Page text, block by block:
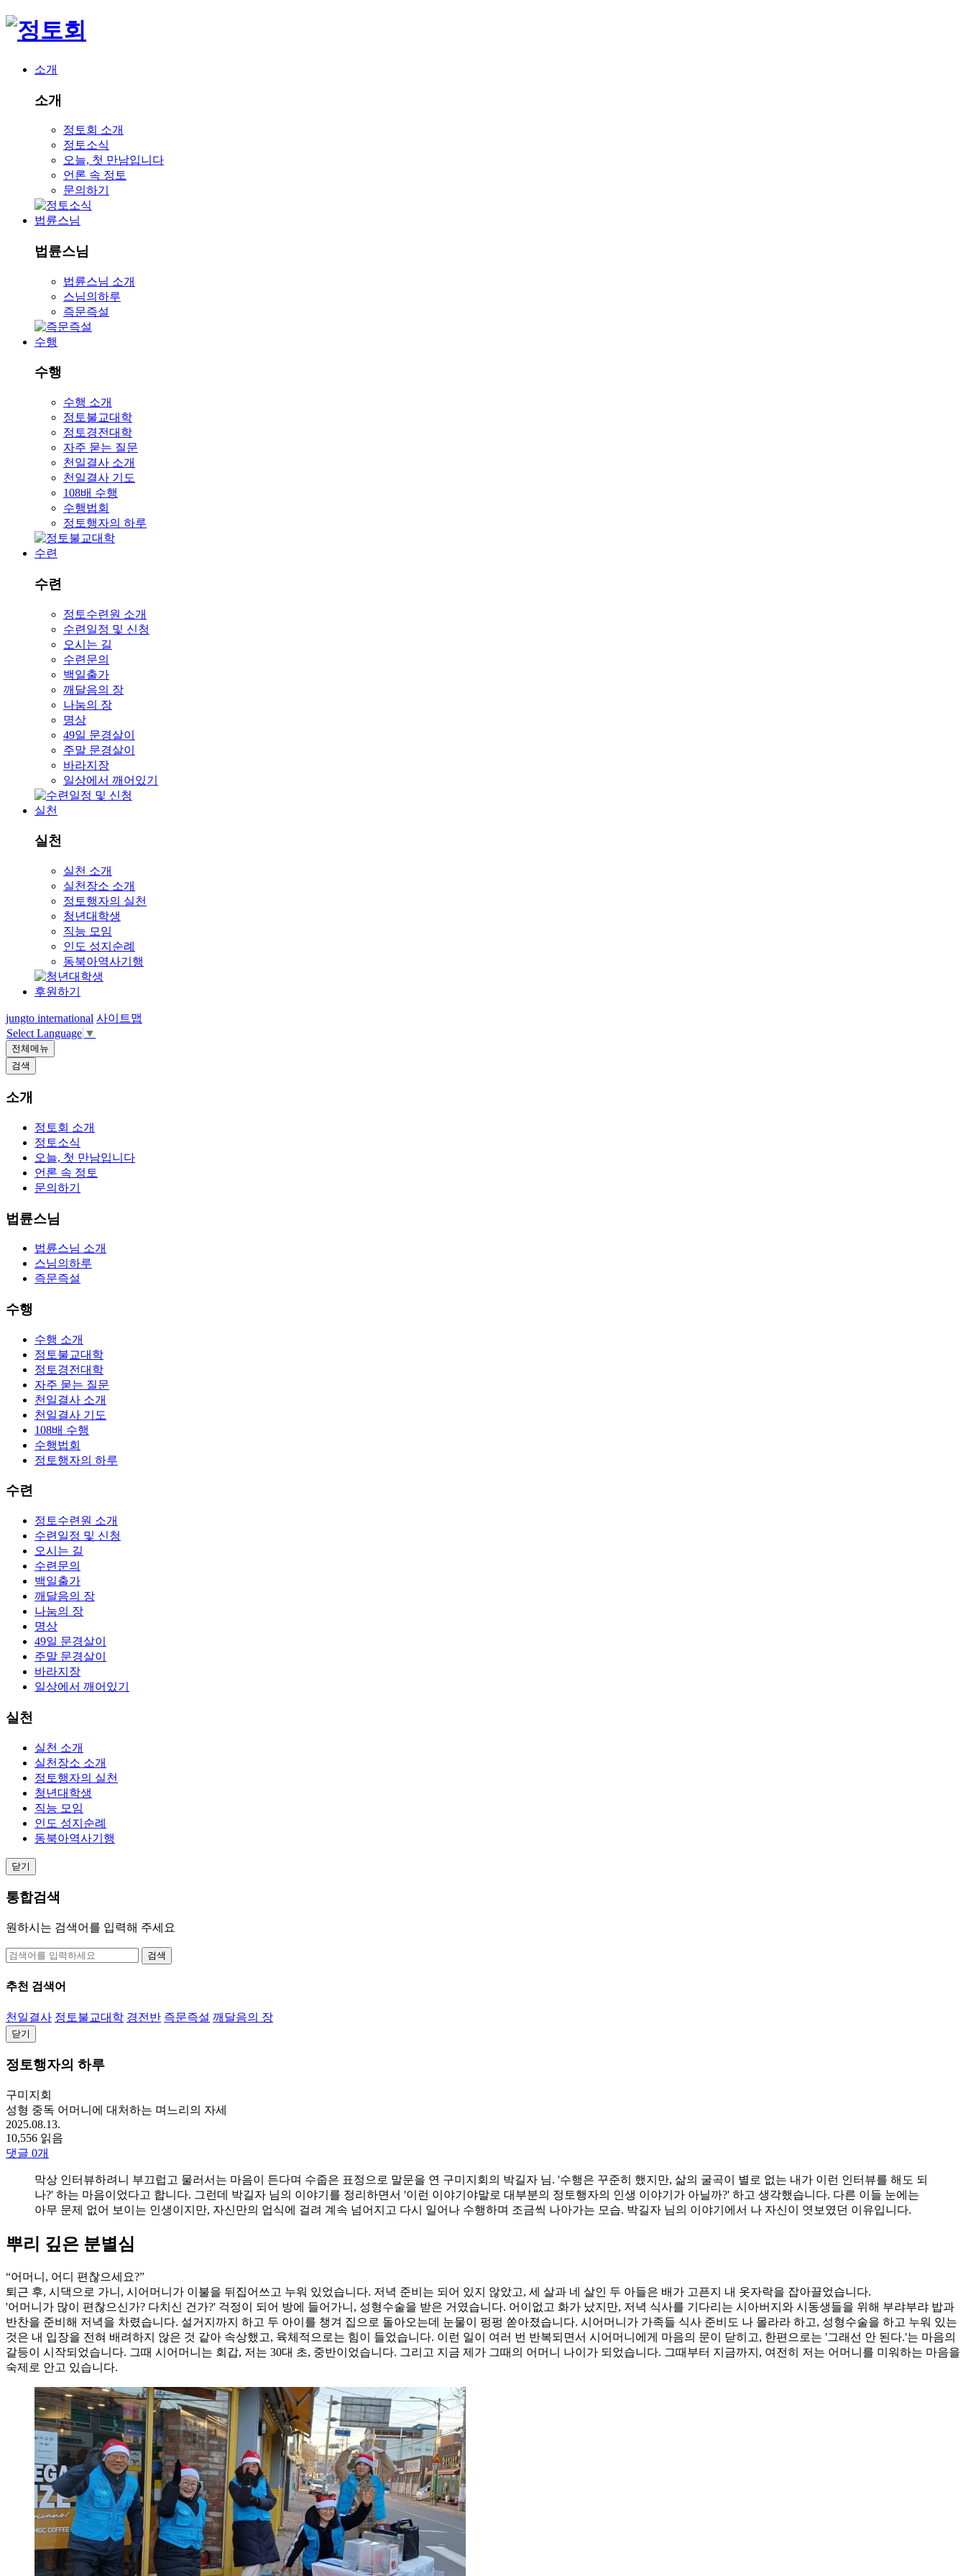
소개
소개
정토회 소개
정토소식
오늘, 첫 만남입니다
언론 속 정토
문의하기
법륜스님
법륜스님
법륜스님 소개
스님의하루
즉문즉설
수행
수행
수행 소개
정토불교대학
정토경전대학
자주 묻는 질문
천일결사 소개
천일결사 기도
108배 수행
수행법회
정토행자의 하루
수련
수련
정토수련원 소개
수련일정 및 신청
오시는 길
수련문의
백일출가
깨달음의 장
나눔의 장
명상
49일 문경살이
주말 문경살이
바라지장
일상에서 깨어있기
실천
실천
실천 소개
실천장소 소개
정토행자의 실천
청년대학생
직능 모임
인도 성지순례
동북아역사기행
후원하기
jungto international 사이트맵
Select Language ▼
전체메뉴
검색
소개
정토회 소개
정토소식
오늘, 첫 만남입니다
언론 속 정토
문의하기
법륜스님
법륜스님 소개
스님의하루
즉문즉설
수행
수행 소개
정토불교대학
정토경전대학
자주 묻는 질문
천일결사 소개
천일결사 기도
108배 수행
수행법회
정토행자의 하루
수련
정토수련원 소개
수련일정 및 신청
오시는 길
수련문의
백일출가
깨달음의 장
나눔의 장
명상
49일 문경살이
주말 문경살이
바라지장
일상에서 깨어있기
실천
실천 소개
실천장소 소개
정토행자의 실천
청년대학생
직능 모임
인도 성지순례
동북아역사기행
닫기
통합검색
원하시는 검색어를 입력해 주세요
검색
추천 검색어
천일결사 정토불교대학 경전반 즉문즉설 깨달음의 장
닫기
정토행자의 하루
구미지회
성형 중독 어머니에 대처하는 며느리의 자세
2025.08.13.
10,556 읽음
댓글 0개
막상 인터뷰하려니 부끄럽고 물러서는 마음이 든다며 수줍은 표정으로 말문을 연 구미지회의 박길자 님. '수행은 꾸준히 했지만, 삶의 굴곡이 별로 없는 내가 이런 인터뷰를 해도 되
나?' 하는 마음이었다고 합니다. 그런데 박길자 님의 이야기를 정리하면서 '이런 이야기야말로 대부분의 정토행자의 인생 이야기가 아닐까?' 하고 생각했습니다. 다른 이들 눈에는
아무 문제 없어 보이는 인생이지만, 자신만의 업식에 걸려 계속 넘어지고 다시 일어나 수행하며 조금씩 나아가는 모습. 박길자 님의 이야기에서 나 자신이 엿보였던 이유입니다.
뿌리 깊은 분별심
“어머니, 어디 편찮으세요?”
퇴근 후, 시댁으로 가니, 시어머니가 이불을 뒤집어쓰고 누워 있었습니다. 저녁 준비는 되어 있지 않았고, 세 살과 네 살인 두 아들은 배가 고픈지 내 옷자락을 잡아끌었습니다.
'어머니가 많이 편찮으신가? 다치신 건가?' 걱정이 되어 방에 들어가니, 성형수술을 받은 거였습니다. 어이없고 화가 났지만, 저녁 식사를 기다리는 시아버지와 시동생들을 위해 부랴부랴 밥과
반찬을 준비해 저녁을 차렸습니다. 설거지까지 하고 두 아이를 챙겨 집으로 돌아오는데 눈물이 펑펑 쏟아졌습니다. 시어머니가 가족들 식사 준비도 나 몰라라 하고, 성형수술을 하고 누워 있는
것은 내 입장을 전혀 배려하지 않은 것 같아 속상했고, 육체적으로는 힘이 들었습니다. 이런 일이 여러 번 반복되면서 시어머니에게 마음의 문이 닫히고, 한편으로는 '그래선 안 된다.'는 마음의
갈등이 시작되었습니다. 그때 시어머니는 회갑, 저는 30대 초, 중반이었습니다. 그리고 지금 제가 그때의 어머니 나이가 되었습니다. 그때부터 지금까지, 여전히 저는 어머니를 미워하는 마음을
숙제로 안고 있습니다.